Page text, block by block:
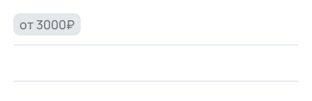
пользователями.
от 3000₽